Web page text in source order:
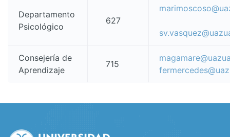
Departamento
Psicológico
627
Consejería de
Aprendizaje
715